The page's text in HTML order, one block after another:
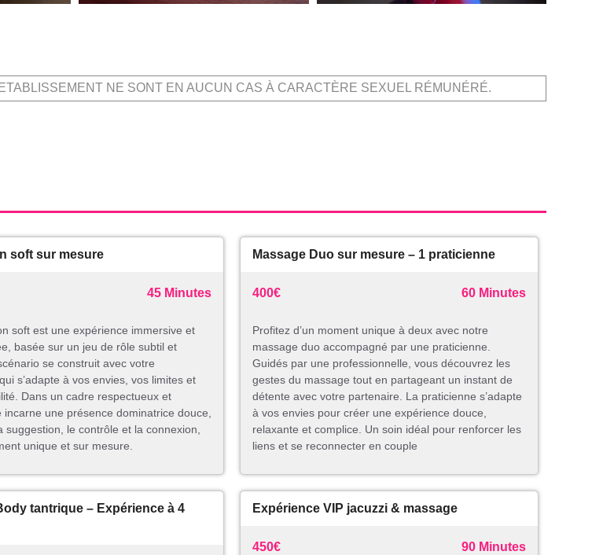
NE SONT EN AUCUN CAS À CARACTÈRE SEXUEL RÉMUNÉRÉ.
soft sur mesure
45 Minutes
soft est une expérience immersive et
basée sur un jeu de rôle subtil et
se construit avec votre
s’adapte à vos envies, vos limites et
Dans un cadre respectueux et
incarne une présence dominatrice douce,
suggestion, le contrôle et la connexion,
unique et sur mesure.
Massage Duo sur mesure – 1 praticienne
400€ 60 Minutes
Profitez d’un moment unique à deux avec notre
massage duo accompagné par une praticienne.
Guidés par une professionnelle, vous découvrez les
gestes du massage tout en partageant un instant de
détente avec votre partenaire. La praticienne s’adapte
à vos envies pour créer une expérience douce,
relaxante et complice. Un soin idéal pour renforcer les
liens et se reconnecter en couple
tantrique – Expérience à 4
Expérience VIP jacuzzi & massage
450€ 90 Minutes